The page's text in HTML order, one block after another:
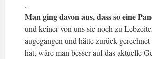
.
Man ging davon aus, dass so eine
und keiner von uns sie noch zu
augegangen und hätte zurück
hat, wäre man besser auf das aktuelle